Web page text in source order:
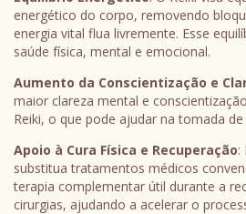
energético do corpo, removendo
energia vital flua livremente. Esse
saúde física, mental e emocional.
Aumento da Conscientização e
maior clareza mental e
Reiki, o que pode ajudar na tomada
Apoio à Cura Física e Recuperação:
substitua tratamentos médicos
terapia complementar útil durante a
cirurgias, ajudando a acelerar o